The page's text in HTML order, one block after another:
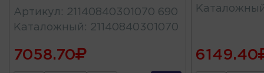
Артикул : 21140840301070 690
Каталожный : 21140840301070
7058.70 6149.40